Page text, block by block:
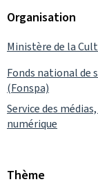
Organisation
Ministère de la
Fonds national de
(Fonspa)
Service des
numérique
Thème